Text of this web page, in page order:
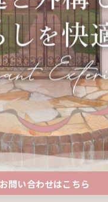
しフェンス(A様邸福
頂いたお客様で、今
…
お問い合わせはこちら